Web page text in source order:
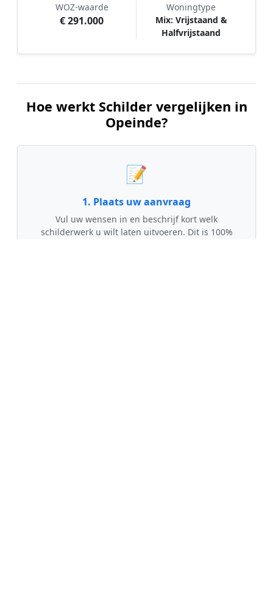
WOZ-waarde
€ 291.000
Woningtype
Mix: Vrijstaand &
Halfvrijstaand
Hoe werkt Schilder vergelijken in
Opeinde?
📝
1. Plaats uw aanvraag
Vul uw wensen in en beschrijf kort welk
schilderwerk u wilt laten uitvoeren. Dit is 100%